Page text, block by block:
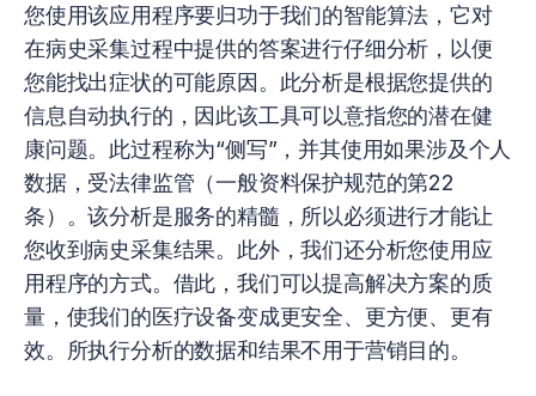
您使用该应用程序要归功于我们的智能算法，它对
在病史采集过程中提供的答案进行仔细分析，以便
您能找出症状的可能原因。此分析是根据您提供的
信息自动执行的，因此该工具可以意指您的潜在健
康问题。此过程称为“侧写”，并其使用如果涉及个人
数据，受法律监管（一般资料保护规范的第22
条）。该分析是服务的精髓，所以必须进行才能让
您收到病史采集结果。此外，我们还分析您使用应
用程序的方式。借此，我们可以提高解决方案的质
量，使我们的医疗设备变成更安全、更方便、更有
效。所执行分析的数据和结果不用于营销目的。